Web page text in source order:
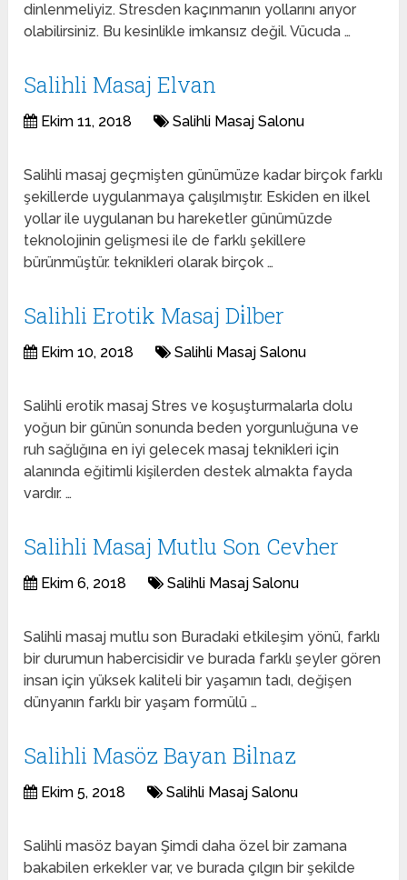
dinlenmeliyiz. Stresden kaçınmanın yollarını arıyor
olabilirsiniz. Bu kesinlikle imkansız değil. Vücuda …
Salihli Masaj Elvan
Ekim 11, 2018 Salihli Masaj Salonu
Salihli masaj geçmişten günümüze kadar birçok farklı
şekillerde uygulanmaya çalışılmıştır. Eskiden en ilkel
yollar ile uygulanan bu hareketler günümüzde
teknolojinin gelişmesi ile de farklı şekillere
bürünmüştür. teknikleri olarak birçok …
Salihli Erotik Masaj Di̇lber
Ekim 10, 2018 Salihli Masaj Salonu
Salihli erotik masaj Stres ve koşuşturmalarla dolu
yoğun bir günün sonunda beden yorgunluğuna ve
ruh sağlığına en iyi gelecek masaj teknikleri için
alanında eğitimli kişilerden destek almakta fayda
vardır. …
Salihli Masaj Mutlu Son Cevher
Ekim 6, 2018 Salihli Masaj Salonu
Salihli masaj mutlu son Buradaki etkileşim yönü, farklı
bir durumun habercisidir ve burada farklı şeyler gören
insan için yüksek kaliteli bir yaşamın tadı, değişen
dünyanın farklı bir yaşam formülü …
Salihli Masöz Bayan Bi̇lnaz
Ekim 5, 2018 Salihli Masaj Salonu
Salihli masöz bayan Şimdi daha özel bir zamana
bakabilen erkekler var, ve burada çılgın bir şekilde